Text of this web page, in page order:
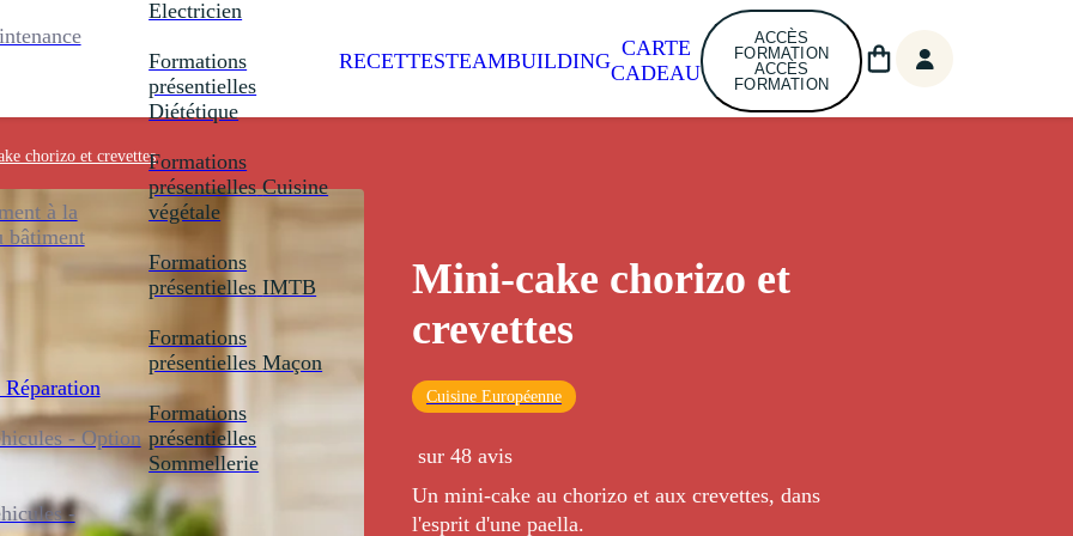
à la
bâtiment
- Option
-
Electricien
Formations
présentielles
Diététique
Formations
présentielles Cuisine
végétale
Formations
présentielles IMTB
Formations
présentielles Maçon
Formations
présentielles
Sommellerie
RECETTESTEAMBUILDING
CARTE
CADEAU
ACCÈS
FORMATION
ACCÈS
FORMATION
chorizo et crevettes
Mini-cake chorizo et
crevettes
Cuisine Européenne
sur 48 avis
Un mini-cake au chorizo et aux crevettes, dans
l'esprit d'une paella.